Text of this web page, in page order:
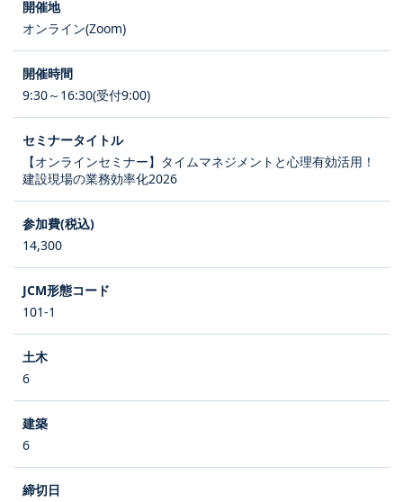
オンライン(Zoom)
9:30～16:30(受付9:00)
【オンラインセミナー】タイムマネジメントと心理有効活用！
建設現場の業務効率化2026
14,300
101-1
6
6